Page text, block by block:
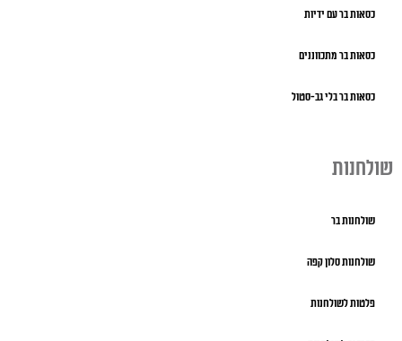
כסאות בר עם ידיות
כסאות בר מתכווננים
כסאות בר בלי גב-סטול
שולחנות
שולחנות בר
שולחנות סלון קפה
פלטות לשולחנות